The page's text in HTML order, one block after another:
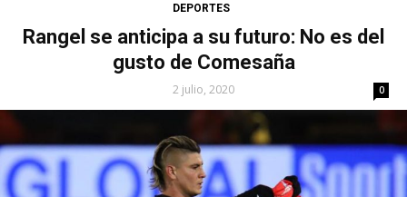
DEPORTES
Rangel se anticipa a su futuro: No es del
gusto de Comesaña
2 julio, 2020 0